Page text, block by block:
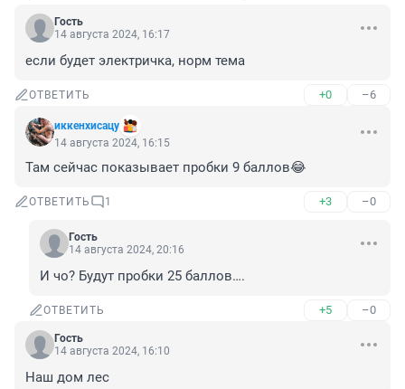
Гость
14 августа 2024, 16:17
если будет электричка, норм тема
ОТВЕТИТЬ +0 –6
иккенхисацу
14 августа 2024, 16:15
Там сейчас показывает пробки 9 баллов😂
ОТВЕТИТЬ 1 +3 –0
Гость
14 августа 2024, 20:16
И чо? Будут пробки 25 баллов….
ОТВЕТИТЬ +5 –0
Гость
14 августа 2024, 16:10
Наш дом лес